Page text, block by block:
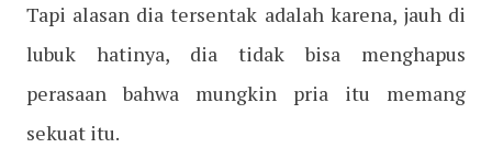
Tapi alasan dia tersentak adalah karena, jauh di
lubuk hatinya, dia tidak bisa menghapus
perasaan bahwa mungkin pria itu memang
sekuat itu.